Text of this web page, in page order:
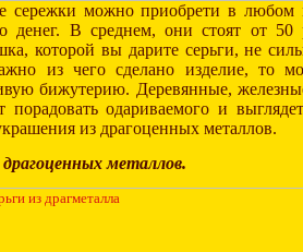
сережки можно приобрети в любом
денег. В среднем, они стоят от
которой вы дарите серьги, не
из чего сделано изделие, то
бижутерию. Деревянные,
порадовать одариваемого и
из драгоценных металлов.
металлов.